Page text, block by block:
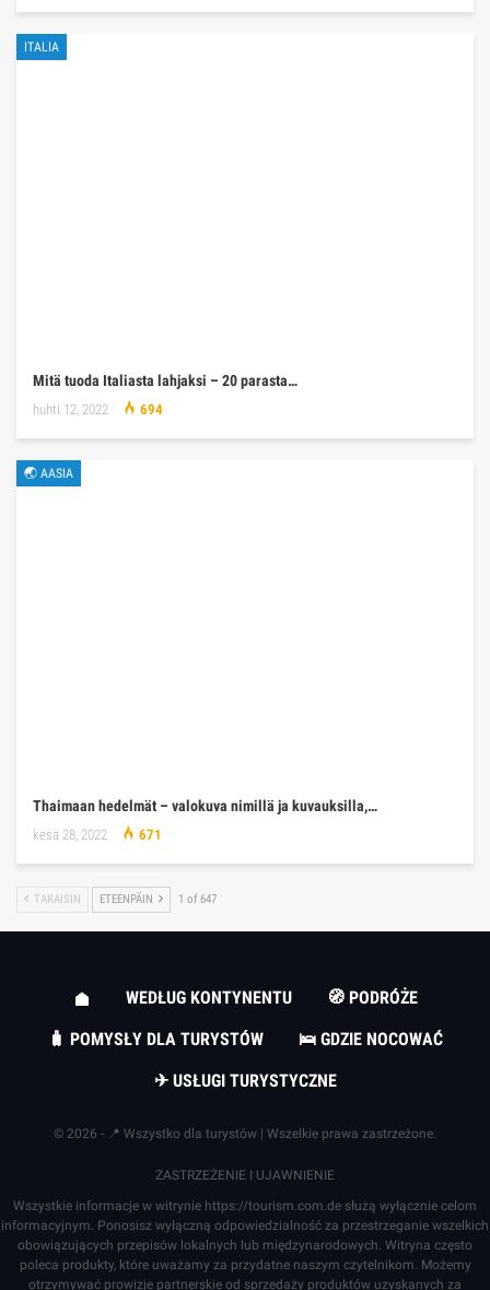
ITALIA
Mitä tuoda Italiasta lahjaksi – 20 parasta…
huhti 12, 2022 694
🌏 AASIA
Thaimaan hedelmät – valokuva nimillä ja kuvauksilla,…
kesä 28, 2022 671
TAKAISIN ETEENPÄIN 1 of 647
WEDŁUG KONTYNENTU
🧭 PODRÓŻE
🧳 POMYSŁY DLA TURYSTÓW
🛌 GDZIE NOCOWAĆ
✈ USŁUGI TURYSTYCZNE
© 2026 - 📍 Wszystko dla turystów | Wszelkie prawa zastrzeżone.
ZASTRZEŻENIE I UJAWNIENIE
Wszystkie informacje w witrynie https://tourism.com.de służą wyłącznie celom
informacyjnym. Ponosisz wyłączną odpowiedzialność za przestrzeganie wszelkich
obowiązujących przepisów lokalnych lub międzynarodowych. Witryna często
poleca produkty, które uważamy za przydatne naszym czytelnikom. Możemy
otrzymywać prowizje partnerskie od sprzedaży produktów uzyskanych za